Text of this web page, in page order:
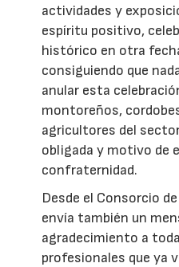
actividades y
espíritu positivo,
histórico en otra
consiguiendo que
anular esta
montoreños,
agricultores del
obligada y motivo de
confraternidad.
Desde el Consorcio
envía también un
agradecimiento a
profesionales que ya